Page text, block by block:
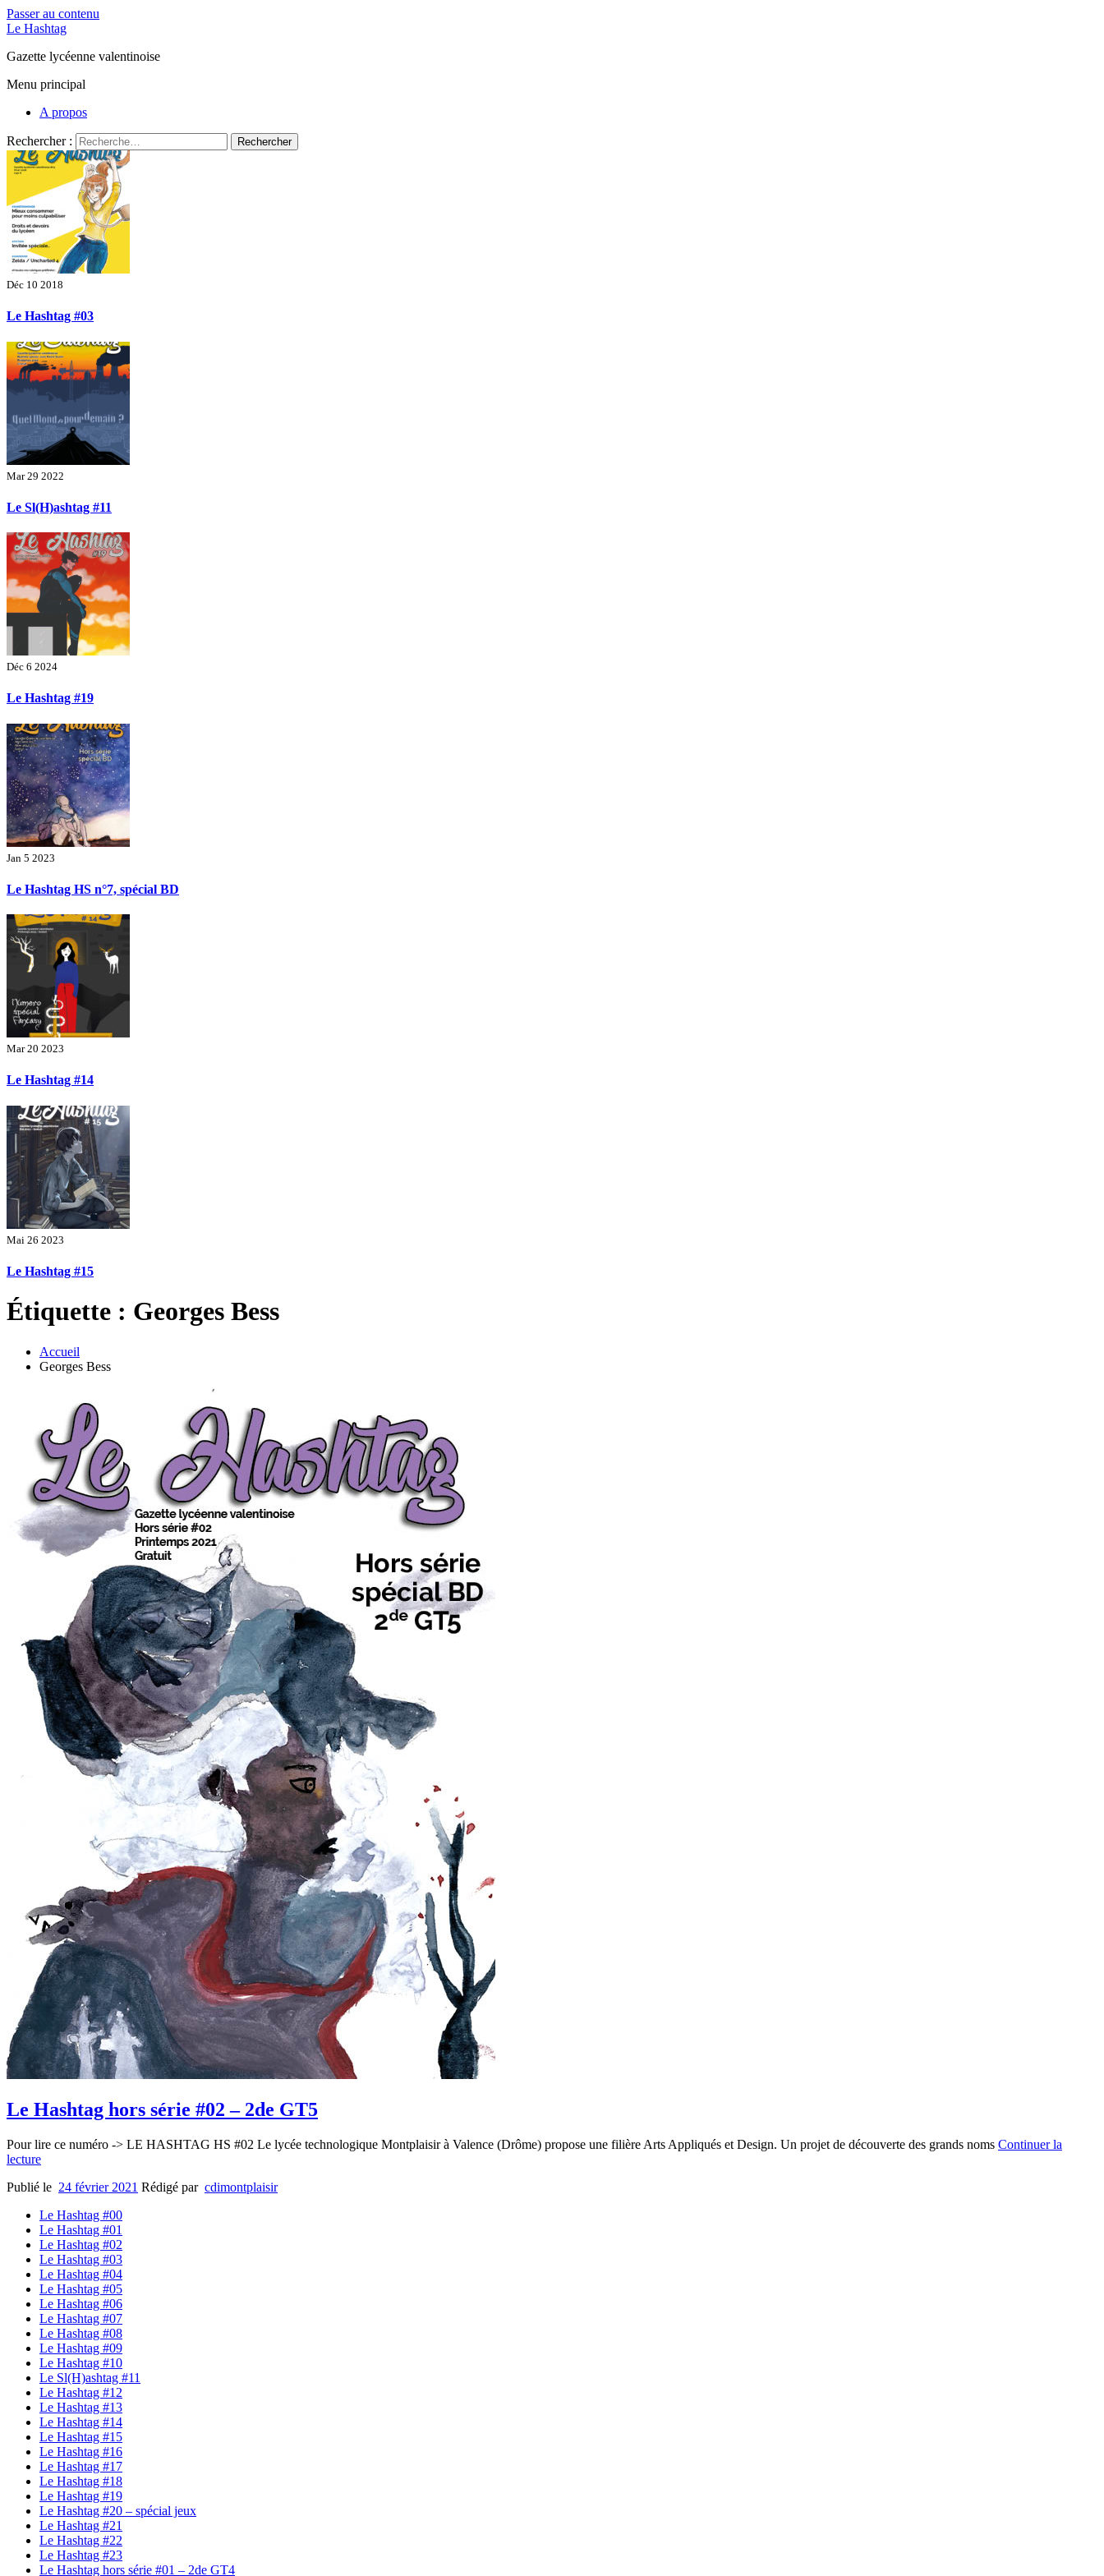
Passer au contenu
Le Hashtag
Gazette lycéenne valentinoise
Menu principal
A propos
Rechercher :
Déc 10 2018
Le Hashtag #03
Mar 29 2022
Le Sl(H)ashtag #11
Déc 6 2024
Le Hashtag #19
Jan 5 2023
Le Hashtag HS n°7, spécial BD
Mar 20 2023
Le Hashtag #14
Mai 26 2023
Le Hashtag #15
Étiquette : Georges Bess
Accueil
Georges Bess
Le Hashtag hors série #02 – 2de GT5
Pour lire ce numéro -> LE HASHTAG HS #02 Le lycée technologique Montplaisir à Valence (Drôme) propose une filière Arts Appliqués et Design. Un projet de découverte des grands noms Continuer la
lecture
Publié le 24 février 2021 Rédigé par cdimontplaisir
Le Hashtag #00
Le Hashtag #01
Le Hashtag #02
Le Hashtag #03
Le Hashtag #04
Le Hashtag #05
Le Hashtag #06
Le Hashtag #07
Le Hashtag #08
Le Hashtag #09
Le Hashtag #10
Le Sl(H)ashtag #11
Le Hashtag #12
Le Hashtag #13
Le Hashtag #14
Le Hashtag #15
Le Hashtag #16
Le Hashtag #17
Le Hashtag #18
Le Hashtag #19
Le Hashtag #20 – spécial jeux
Le Hashtag #21
Le Hashtag #22
Le Hashtag #23
Le Hashtag hors série #01 – 2de GT4